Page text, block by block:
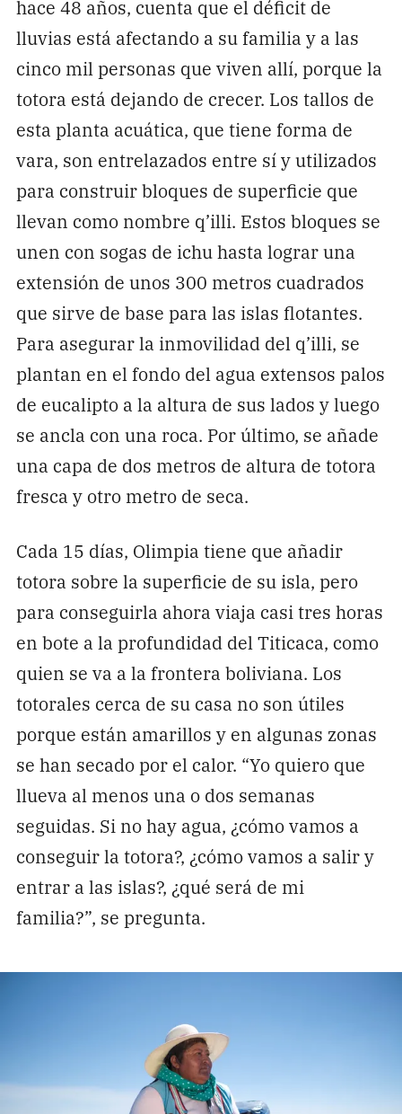
hace 48 años, cuenta que el déficit de
lluvias está afectando a su familia y a las
cinco mil personas que viven allí, porque la
totora está dejando de crecer. Los tallos de
esta planta acuática, que tiene forma de
vara, son entrelazados entre sí y utilizados
para construir bloques de superficie que
llevan como nombre q’illi. Estos bloques se
unen con sogas de ichu hasta lograr una
extensión de unos 300 metros cuadrados
que sirve de base para las islas flotantes.
Para asegurar la inmovilidad del q’illi, se
plantan en el fondo del agua extensos palos
de eucalipto a la altura de sus lados y luego
se ancla con una roca. Por último, se añade
una capa de dos metros de altura de totora
fresca y otro metro de seca.
Cada 15 días, Olimpia tiene que añadir
totora sobre la superficie de su isla, pero
para conseguirla ahora viaja casi tres horas
en bote a la profundidad del Titicaca, como
quien se va a la frontera boliviana. Los
totorales cerca de su casa no son útiles
porque están amarillos y en algunas zonas
se han secado por el calor. “Yo quiero que
llueva al menos una o dos semanas
seguidas. Si no hay agua, ¿cómo vamos a
conseguir la totora?, ¿cómo vamos a salir y
entrar a las islas?, ¿qué será de mi
familia?”, se pregunta.